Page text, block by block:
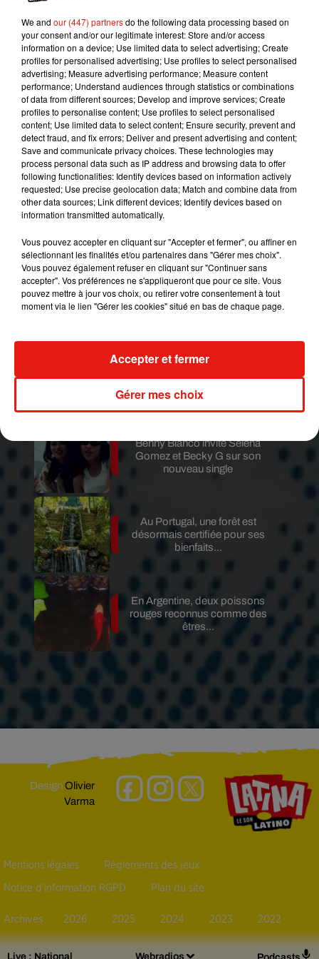
Live : National Webradios
Publié : 20 février 2018 à 9h44 par Maud
Tambellini
demandes pour des vidéos avec des personnes
de nationalité coréenne, russe mais aussi
norvégienne. En revanche les athlètes français
n’ont pas l’air de donner plus envie que ça!
Mundo Latino
Le fourmilier géant fait son retour
Karol G dévoile la tracklist de
son nouvel album… avec des
invités...
Benny Blanco invite Selena
Gomez et Becky G sur son
nouveau single
Au Portugal, une forêt est
désormais certifiée pour ses
bienfaits...
En Argentine, deux poissons
rouges reconnus comme des
êtres...
DesignOlivier
Varma
Mentions légales Règlements des jeux
Notice d’information RGPD Plan du site
Archives 2026 2025 2024 2023 2022
We and our (447) partnersdo the following data processing based on
your consent and/or our legitimate interest: Store and/or access
information on a device; Use limited data to select advertising; Create
profiles for personalised advertising; Use profiles to select personalised
advertising; Measure advertising performance; Measure content
performance; Understand audiences through statistics or combinations
of data from different sources; Develop and improve services; Create
profiles to personalise content; Use profiles to select personalised
content; Use limited data to select content; Ensure security, prevent and
detect fraud, and fix errors; Deliver and present advertising and content;
Save and communicate privacy choices. These technologies may
process personal data such as IP address and browsing data to offer
following functionalities: Identify devices based on information actively
requested; Use precise geolocation data; Match and combine data from
other data sources; Link different devices; Identify devices based on
information transmitted automatically.
Vous pouvez accepter en cliquant sur "Accepter et fermer", ou affiner en
sélectionnant les finalités et/ou partenaires dans "Gérer mes choix".
Vous pouvez également refuser en cliquant sur "Continuer sans
accepter". Vos préférences ne s'appliqueront que pour ce site. Vous
pouvez mettre à jour vos choix, ou retirer votre consentement à tout
moment via le lien "Gérer les cookies" situé en bas de chaque page.
Gérer mes choix
Accepter et fermer